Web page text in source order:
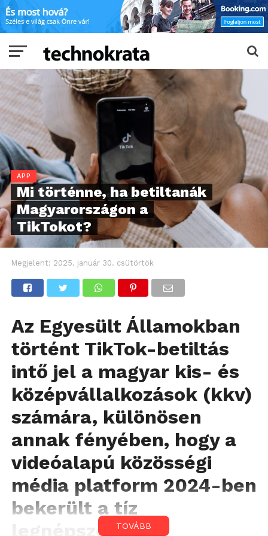
APP
Mi történne, ha betiltanák
Magyarországon a
TikTokot?
Megjelent: 2025. január 30. csütörtök
Az Egyesült Államokban
történt TikTok-betiltás
intő jel a magyar kis- és
középvállalkozások (kkv)
számára, különösen
annak fényében, hogy a
videóalapú közösségi
média platform 2024-ben
bekerült a tíz
legnépszerűbb
TOVÁBB